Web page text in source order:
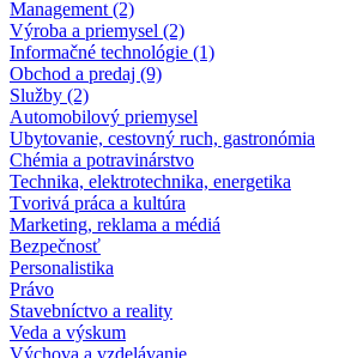
Management (2)
Výroba a priemysel (2)
Informačné technológie (1)
Obchod a predaj (9)
Služby (2)
Automobilový priemysel
Ubytovanie, cestovný ruch, gastronómia
Chémia a potravinárstvo
Technika, elektrotechnika, energetika
Tvorivá práca a kultúra
Marketing, reklama a médiá
Bezpečnosť
Personalistika
Právo
Stavebníctvo a reality
Veda a výskum
Výchova a vzdelávanie